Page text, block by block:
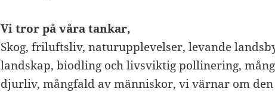
Vi tror på våra tankar,
Skog, friluftsliv, naturupplevelser, levande
landskap, biodling och livsviktig pollinering,
djurliv, mångfald av människor, vi värnar om den